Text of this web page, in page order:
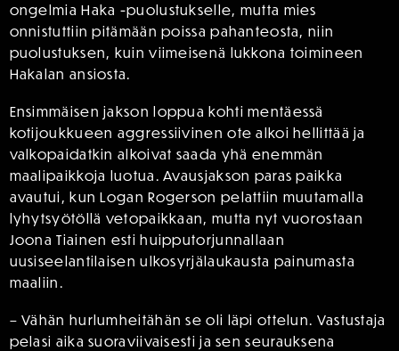
ongelmia Haka -puolustukselle, mutta mies
onnistuttiin pitämään poissa pahanteosta, niin
puolustuksen, kuin viimeisenä lukkona toimineen
Hakalan ansiosta.
Ensimmäisen jakson loppua kohti mentäessä
kotijoukkueen aggressiivinen ote alkoi hellittää ja
valkopaidatkin alkoivat saada yhä enemmän
maalipaikkoja luotua. Avausjakson paras paikka
avautui, kun Logan Rogerson pelattiin muutamalla
lyhytsyötöllä vetopaikkaan, mutta nyt vuorostaan
Joona Tiainen esti huipputorjunnallaan
uusiseelantilaisen ulkosyrjälaukausta painumasta
maaliin.
– Vähän hurlumheitähän se oli läpi ottelun. Vastustaja
pelasi aika suoraviivaisesti ja sen seurauksena